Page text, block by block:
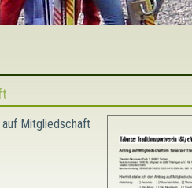
auf Mitgliedschaft